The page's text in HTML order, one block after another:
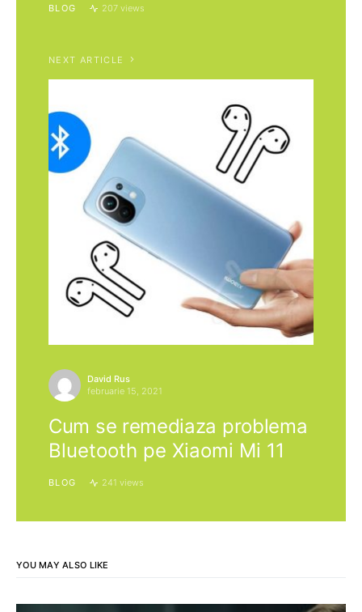
BLOG 207 views
NEXT ARTICLE
David Rus
februarie 15, 2021
Cum se remediaza problema
Bluetooth pe Xiaomi Mi 11
BLOG 241 views
YOU MAY ALSO LIKE